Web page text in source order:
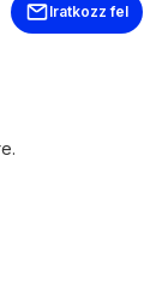
Iratkozz fel